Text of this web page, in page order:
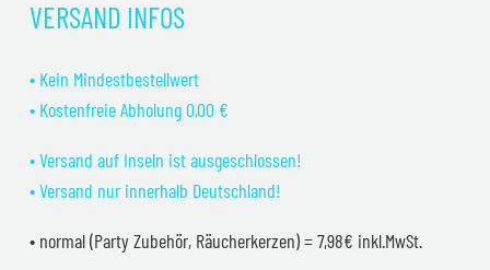
VERSAND INFOS
• Kein Mindestbestellwert
• Kostenfreie Abholung 0,00 €
• Versand auf Inseln ist ausgeschlossen!
• Versand nur innerhalb Deutschland!
• normal (Party Zubehör, Räucherkerzen) = 7,98€ inkl.MwSt.